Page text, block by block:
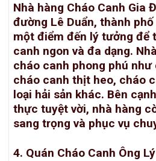
Nhà hàng Cháo Canh Gia
đường Lê Duẩn, thành
một điểm đến lý tưởng để
canh ngon và đa dạng.
cháo canh phong phú như
cháo canh thịt heo, cháo
loại hải sản khác. Bên
thực tuyệt vời, nhà hàng
sang trọng và phục vụ
4. Quán Cháo Canh Ông Lý